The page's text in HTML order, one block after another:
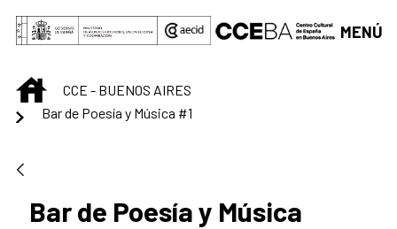
Saltar al contenido principal
MENÚ
INICIOCCE - BUENOS AIRES
Bar de Poesía y Música #1
Bar de Poesía y Música